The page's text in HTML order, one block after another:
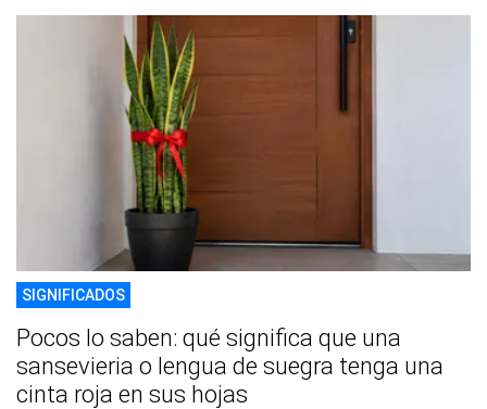
SIGNIFICADOS
Pocos lo saben: qué significa que una
sansevieria o lengua de suegra tenga una
cinta roja en sus hojas